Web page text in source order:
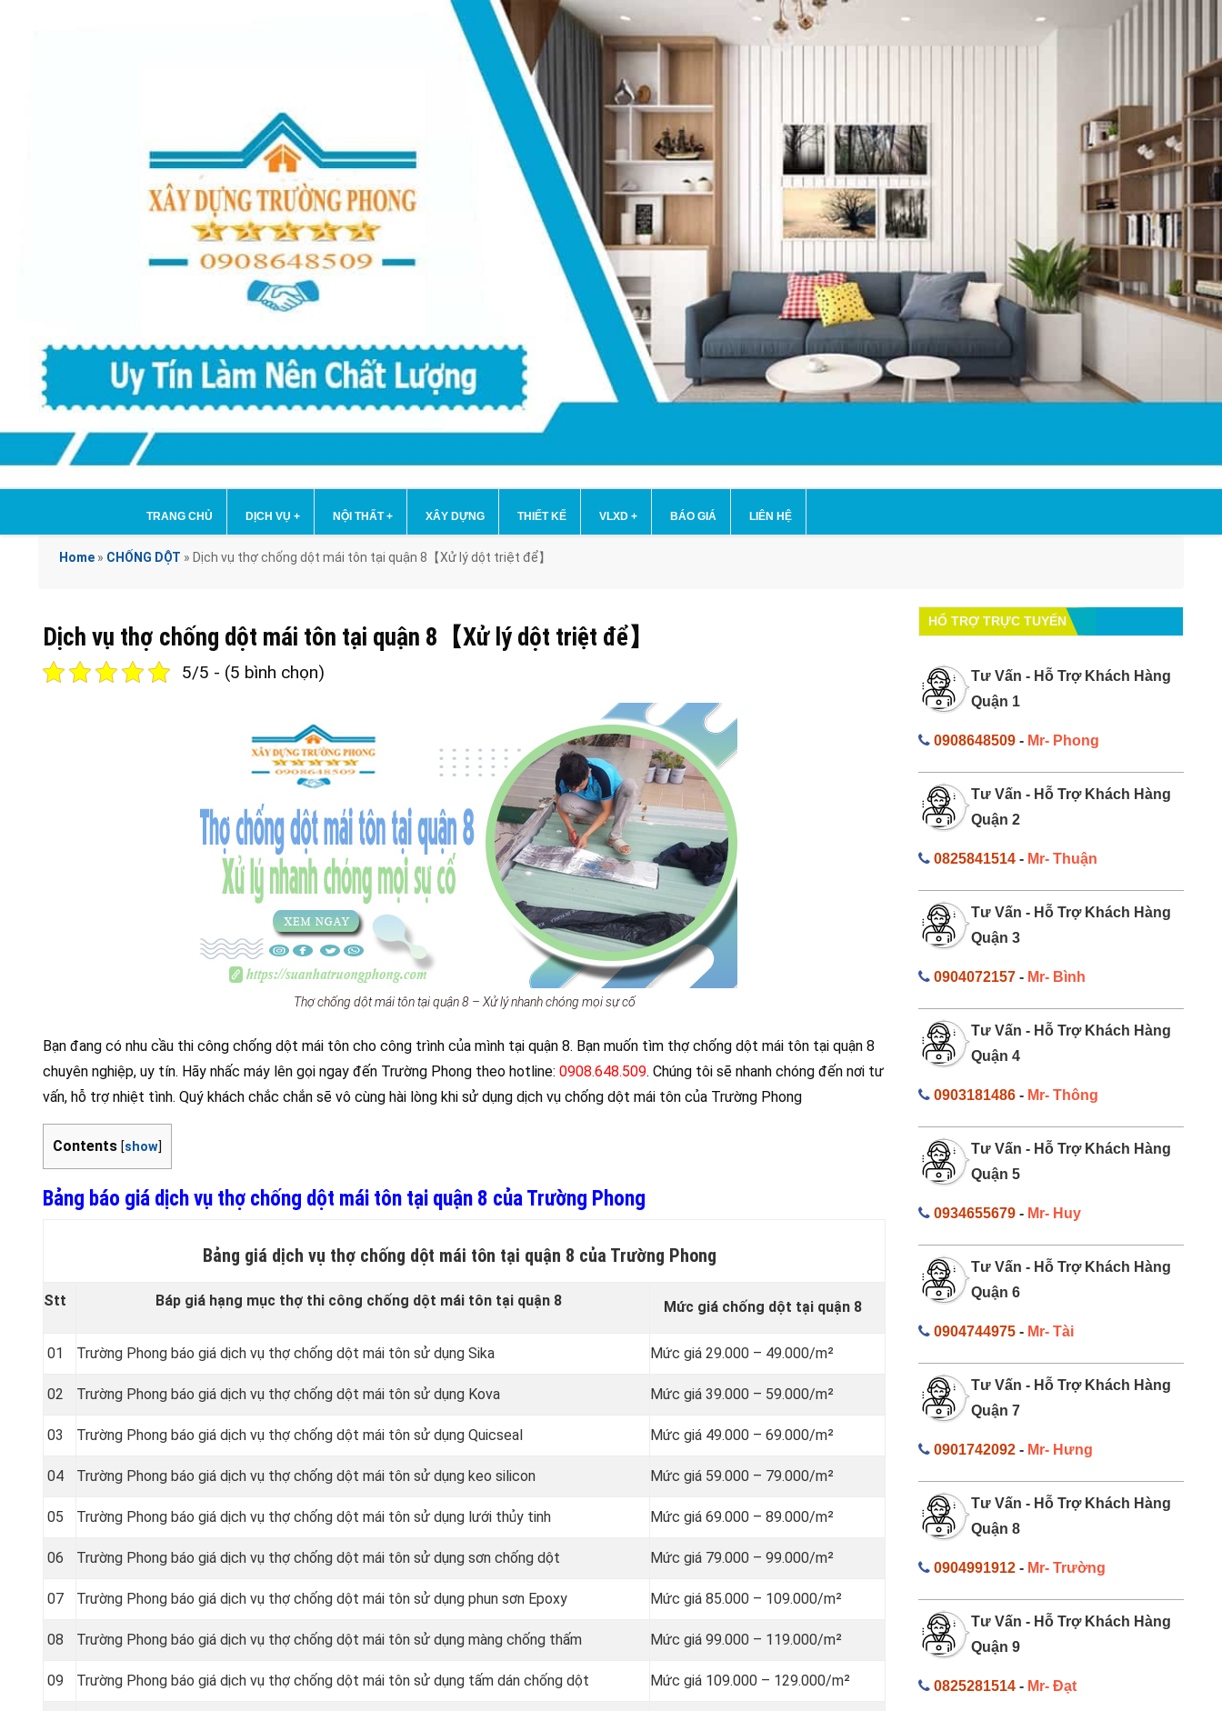
TRANG CHỦ DỊCH VỤ + NỘI THẤT+ XÂY DỰNG THIẾT KẾ VLXD + BÁO GIÁ LIÊN HỆ
Home » CHỐNG DỘT » Dịch vụ thợ chống dột mái tôn tại quận 8【Xử lý dột triệt để】
Dịch vụ thợ chống dột mái tôn tại quận 8【Xử lý dột triệt để】
5/5 - (5 bình chọn)
Thợ chống dột mái tôn tại quận 8 – Xử lý nhanh chóng mọi sự cố
Bạn đang có nhu cầu thi công chống dột mái tôn cho công trình của mình tại quận 8. Bạn muốn tìm thợ chống dột mái tôn tại quận 8
chuyên nghiệp, uy tín. Hãy nhấc máy lên gọi ngay đến Trường Phong theo hotline: 0908.648.509. Chúng tôi sẽ nhanh chóng đến nơi tư
vấn, hỗ trợ nhiệt tình. Quý khách chắc chắn sẽ vô cùng hài lòng khi sử dụng dịch vụ chống dột mái tôn của Trường Phong
Contents [show]
Bảng báo giá dịch vụ thợ chống dột mái tôn tại quận 8 của Trường Phong
Bảng giá dịch vụ thợ chống dột mái tôn tại quận 8 của Trường Phong
Stt Báp giá hạng mục thợ thi công chống dột mái tôn tại quận 8 Mức giá chống dột tại quận 8
01 Trường Phong báo giá dịch vụ thợ chống dột mái tôn sử dụng Sika Mức giá 29.000 – 49.000/m²
02 Trường Phong báo giá dịch vụ thợ chống dột mái tôn sử dụng Kova Mức giá 39.000 – 59.000/m²
03 Trường Phong báo giá dịch vụ thợ chống dột mái tôn sử dụng Quicseal Mức giá 49.000 – 69.000/m²
04 Trường Phong báo giá dịch vụ thợ chống dột mái tôn sử dụng keo silicon Mức giá 59.000 – 79.000/m²
05 Trường Phong báo giá dịch vụ thợ chống dột mái tôn sử dụng lưới thủy tinh Mức giá 69.000 – 89.000/m²
06 Trường Phong báo giá dịch vụ thợ chống dột mái tôn sử dụng sơn chống dột Mức giá 79.000 – 99.000/m²
07 Trường Phong báo giá dịch vụ thợ chống dột mái tôn sử dụng phun sơn Epoxy Mức giá 85.000 – 109.000/m²
08 Trường Phong báo giá dịch vụ thợ chống dột mái tôn sử dụng màng chống thấm Mức giá 99.000 – 119.000/m²
09 Trường Phong báo giá dịch vụ thợ chống dột mái tôn sử dụng tấm dán chống dột Mức giá 109.000 – 129.000/m²
HỔ TRỢ TRỰC TUYẾN
Tư Vấn - Hỗ Trợ Khách Hàng
Quận 1
0908648509- Mr- Phong
Tư Vấn - Hỗ Trợ Khách Hàng
Quận 2
0825841514- Mr- Thuận
Tư Vấn - Hỗ Trợ Khách Hàng
Quận 3
0904072157- Mr- Bình
Tư Vấn - Hỗ Trợ Khách Hàng
Quận 4
0903181486- Mr- Thông
Tư Vấn - Hỗ Trợ Khách Hàng
Quận 5
0934655679- Mr- Huy
Tư Vấn - Hỗ Trợ Khách Hàng
Quận 6
0904744975- Mr- Tài
Tư Vấn - Hỗ Trợ Khách Hàng
Quận 7
0901742092- Mr- Hưng
Tư Vấn - Hỗ Trợ Khách Hàng
Quận 8
0904991912- Mr- Trường
Tư Vấn - Hỗ Trợ Khách Hàng
Quận 9
0825281514- Mr- Đạt